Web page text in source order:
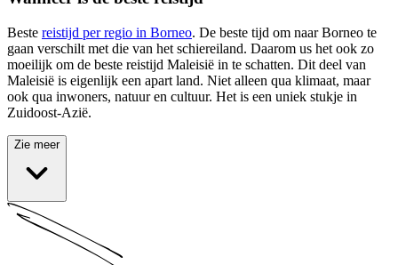
Beste reistijd per regio in Borneo. De beste tijd om naar Borneo te
gaan verschilt met die van het schiereiland. Daarom us het ook zo
moeilijk om de beste reistijd Maleisië in te schatten. Dit deel van
Maleisië is eigenlijk een apart land. Niet alleen qua klimaat, maar
ook qua inwoners, natuur en cultuur. Het is een uniek stukje in
Zuidoost-Azië.
Zie meer